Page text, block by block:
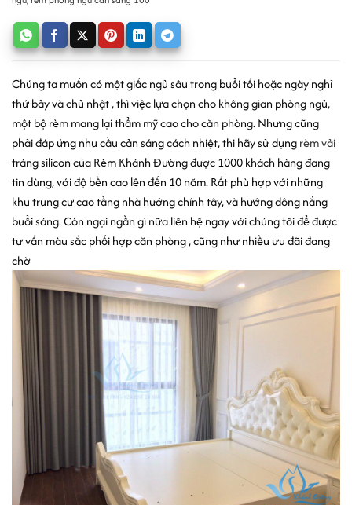
Chúng ta muốn có một giấc ngủ sâu trong buổi tối hoặc ngày nghỉ
thứ bảy và chủ nhật , thì việc lựa chọn cho không gian phòng ngủ,
một bộ rèm mang lại thẩm mỹ cao cho căn phòng. Nhưng cũng
phải đáp ứng nhu cầu cản sáng cách nhiệt, thi hãy sử dụngrèm vải
tráng silicon của Rèm Khánh Đường được 1000 khách hàng đang
tin dùng, với độ bền cao lên đến 10 năm. Rất phù hợp với những
khu trung cư cao tầng nhà hướng chính tây, và hướng đông nắng
buổi sáng. Còn ngại ngần gì nữa liên hệ ngay với chúng tôi để được
tư vấn màu sắc phối hợp căn phòng , cũng như nhiều ưu đãi đang
chờ